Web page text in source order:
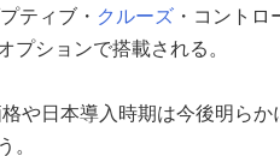
ティブ・ クルーズ ・コント
プションで搭載される。
や日本導入時期は今後明ら
。